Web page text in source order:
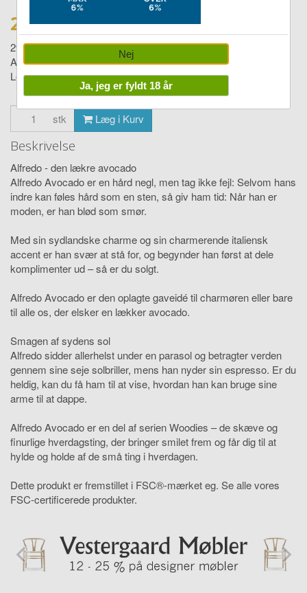
249,00 DKK
299,00
Alfredo Avocado
Levering:1-4 dage
stk Læg i Kurv
Beskrivelse
Alfredo - den lækre avocado
Alfredo Avocado er en hård negl, men tag ikke fejl: Selvom hans
indre kan føles hård som en sten, så giv ham tid: Når han er
moden, er han blød som smør.
Med sin sydlandske charme og sin charmerende italiensk
accent er han svær at stå for, og begynder han først at dele
komplimenter ud – så er du solgt.
Alfredo Avocado er den oplagte gaveidé til charmøren eller bare
til alle os, der elsker en lækker avocado.
Smagen af sydens sol
Alfredo sidder allerhelst under en parasol og betragter verden
gennem sine seje solbriller, mens han nyder sin espresso. Er du
heldig, kan du få ham til at vise, hvordan han kan bruge sine
arme til at dappe.
Alfredo Avocado er en del af serien Woodies – de skæve og
finurlige hverdagsting, der bringer smilet frem og får dig til at
hylde og holde af de små ting i hverdagen.
Dette produkt er fremstillet i FSC®-mærket eg. Se alle vores
FSC-certificerede produkter.
Nej
Ja, jeg er fyldt 18 år